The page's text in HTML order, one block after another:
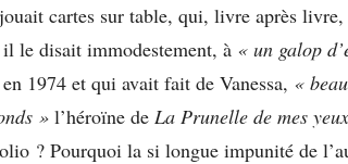
cartes sur table, qui, livre après livre,
il le disait immodestement, à « un galop
1974 et qui avait fait de Vanessa, «
» l’héroïne de La Prunelle de mes yeux
? Pourquoi la si longue impunité de